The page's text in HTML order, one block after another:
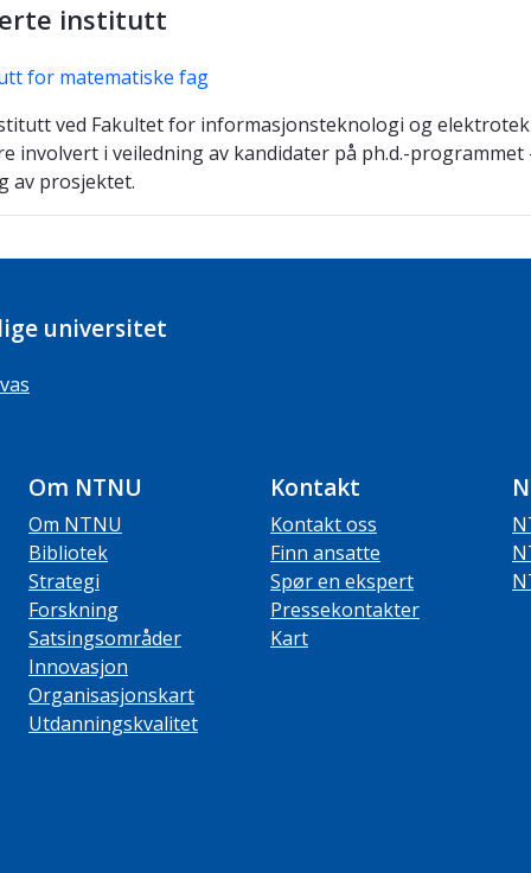
institutt
for matematiske fag
ved Fakultet for informasjonsteknologi og
involvert i veiledning av kandidater på ph.d.-programmet
av prosjektet.
universitet
Om NTNU
Om NTNU
Bibliotek
Strategi
Forskning
Satsingsområder
Innovasjon
Organisasjonskart
Utdanningskvalitet
Kontakt
Kontakt oss
Finn ansatte
Spør en ekspert
Pressekontakter
Kart